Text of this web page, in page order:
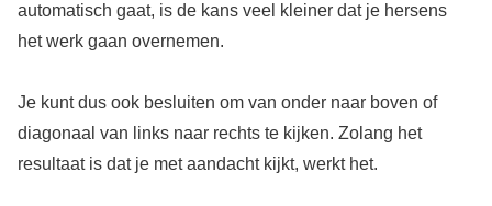
automatisch gaat, is de kans veel kleiner dat je hersens
het werk gaan overnemen.
Je kunt dus ook besluiten om van onder naar boven of
diagonaal van links naar rechts te kijken. Zolang het
resultaat is dat je met aandacht kijkt, werkt het.